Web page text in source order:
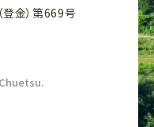
金）第669号